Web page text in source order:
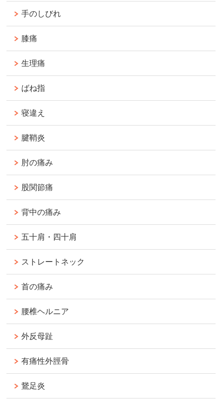
手のしびれ
膝痛
生理痛
ばね指
寝違え
腱鞘炎
肘の痛み
股関節痛
背中の痛み
五十肩・四十肩
ストレートネック
首の痛み
腰椎ヘルニア
外反母趾
有痛性外脛骨
鵞足炎